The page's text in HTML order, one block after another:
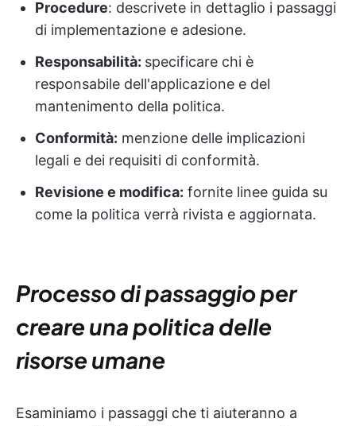
Procedure: descrivete in dettaglio i passaggi
di implementazione e adesione.
Responsabilità: specificare chi è
responsabile dell'applicazione e del
mantenimento della politica.
Conformità: menzione delle implicazioni
legali e dei requisiti di conformità.
Revisione e modifica: fornite linee guida su
come la politica verrà rivista e aggiornata.
Processo di passaggio per
creare una politica delle
risorse umane
Esaminiamo i passaggi che ti aiuteranno a